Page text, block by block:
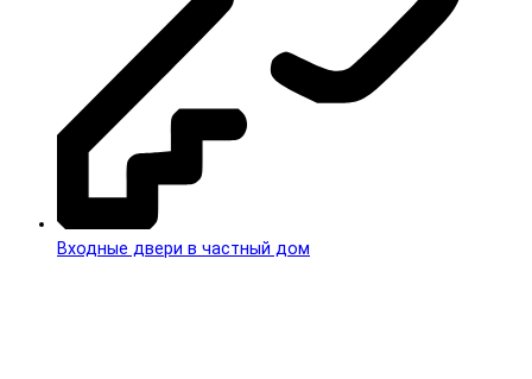
Входные двери в частный дом